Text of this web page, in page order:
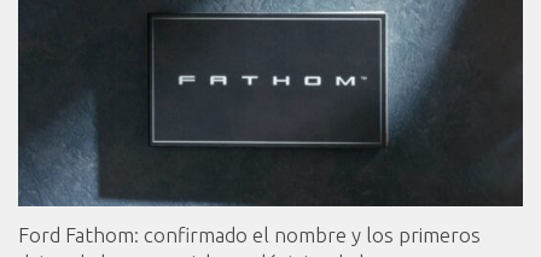
Ford Fathom: confirmado el nombre y los primeros